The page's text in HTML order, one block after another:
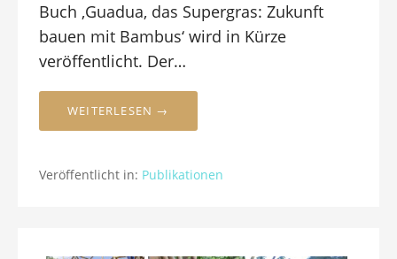
Buch ‚Guadua, das Supergras: Zukunft
bauen mit Bambus‘ wird in Kürze
veröffentlicht. Der…
WEITERLESEN →
Veröffentlicht in: Publikationen